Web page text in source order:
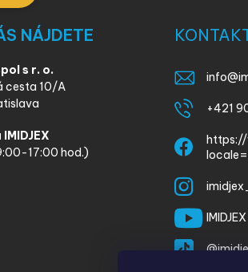
NÁJDETE
s r. o.
cesta 10/A
17:00 hod.)
info@
+421